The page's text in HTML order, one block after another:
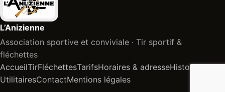
L’Anizienne
Association sportive et conviviale · Tir sportif &
fléchettes
AccueilTirFléchettesTarifsHoraires & adresseHistorique
UtilitairesContactMentions légales